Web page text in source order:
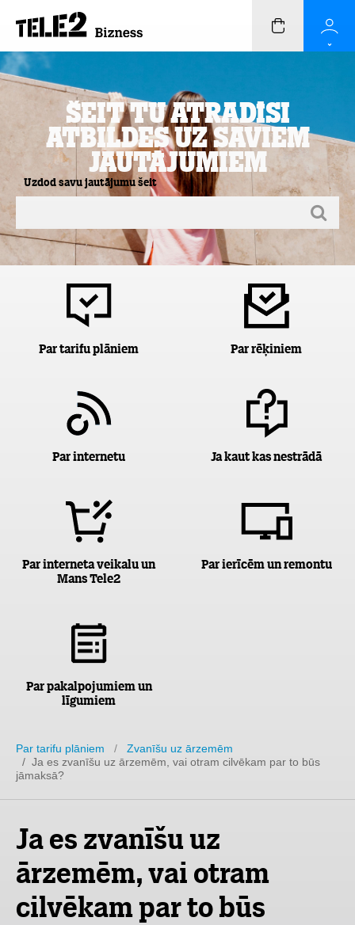
Šeit Tu atradīsi
atbildes uz saviem
jautājumiem
Uzdod savu jautājumu šeit
Par tarifu plāniem Par rēķiniem
Par internetu Ja kaut kas nestrādā
Par interneta veikalu un
Mans Tele2
Par ierīcēm un remontu
Par pakalpojumiem un
līgumiem
Par tarifu plāniem /
Zvanīšu uz ārzemēm
/ Ja es zvanīšu uz ārzemēm, vai otram cilvēkam par to būs
jāmaksā?
Ja es zvanīšu uz
ārzemēm, vai otram
cilvēkam par to būs